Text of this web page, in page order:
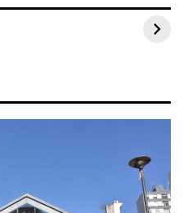
para o carnaval